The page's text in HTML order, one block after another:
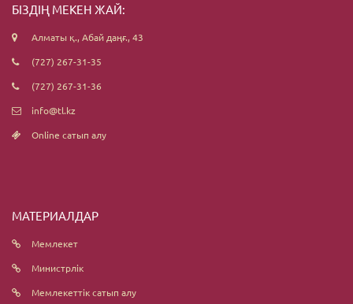
БІЗДІҢ МЕКЕН ЖАЙ:
Алматы қ., Абай даңғ., 43
(727) 267-31-35
(727) 267-31-36
info@tl.kz
Online сатып алу
МАТЕРИАЛДАР
Мемлекет
Министрлік
Мемлекеттік сатып алу